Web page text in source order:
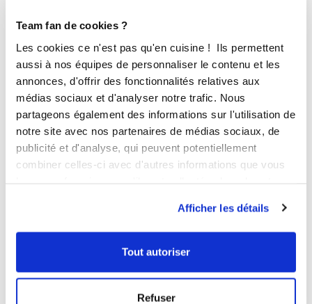
Team fan de cookies ?
Les cookies ce n'est pas qu'en cuisine ! Ils permettent
aussi à nos équipes de personnaliser le contenu et les
annonces, d'offrir des fonctionnalités relatives aux
médias sociaux et d'analyser notre trafic. Nous
partageons également des informations sur l'utilisation de
notre site avec nos partenaires de médias sociaux, de
publicité et d'analyse, qui peuvent potentiellement
combiner celles-ci avec d'autres informations que vous
Afficher les détails
Tout autoriser
Refuser
acide citrique) n’est pas adaptée au pain, car elle agit
immédiatement sans fermentation et ne permet pas une
pâte levée. Elle est réservée aux gâteaux et biscuits.
Conseils pour bien choisir :
car elle s’adapte à tous vos besoins : pains, brioches,
pizzas, mais aussi gâteaux nécessitant de la levure. Elle
se développe rapidement, avec une levée régulière et
peut convenir, mais elle reste plus